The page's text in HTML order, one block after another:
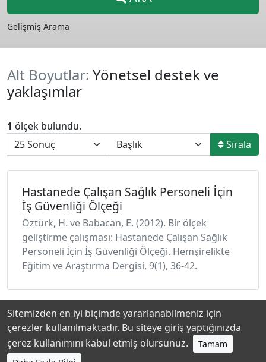
Gelişmiş Arama
Alt Boyutlar: Yönetsel destek ve
yaklaşımlar
1 ölçek bulundu.
Sırala
Hastanede Çalışan Sağlık Personeli İçin
İş Güvenliği Ölçeği
Öztürk, H. ve Babacan, E. (2012). Bir ölçek
geliştirme çalışması: Hastanede Çalışan Sağlık
Personeli İçin İş Güvenliği Ölçeği. Hemşirelikte
Eğitim ve Araştırma Dergisi, 9(1), 36-42.
Hakkında Katkıda Bulunanlar Gizlilik Politikası
Sitemizden en iyi biçimde yararlanabilmeniz için
çerezler kullanılmaktadır. Bu siteye giriş yaptığınızda
çerez kullanımını kabul etmiş olursunuz.
Tamam